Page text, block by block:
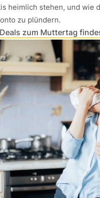
heimlich stehen, und wie
zu plündern.
zum Muttertag